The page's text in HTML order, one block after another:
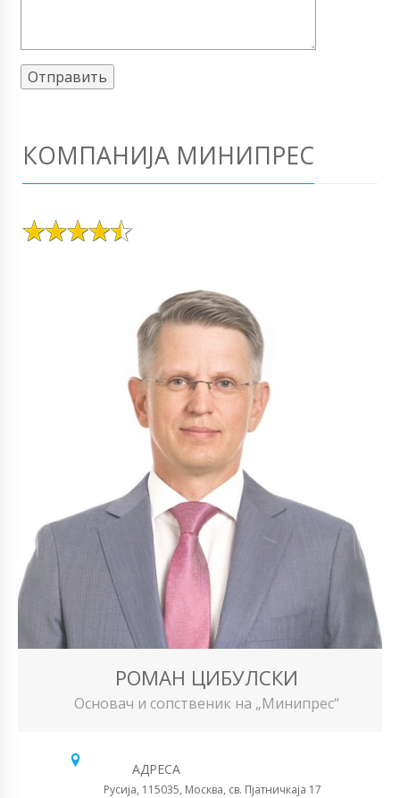
КОМПАНИЈА МИНИПРЕС
РОМАН ЦИБУЛСКИ
Основач и сопственик на „Минипрес“
АДРЕСА
Русија, 115035, Москва, св. Пјатничкаја 17